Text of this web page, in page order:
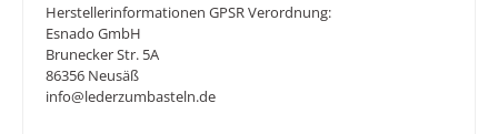
Herstellerinformationen GPSR Verordnung:
Esnado GmbH
Brunecker Str. 5A
86356 Neusäß
info@lederzumbasteln.de